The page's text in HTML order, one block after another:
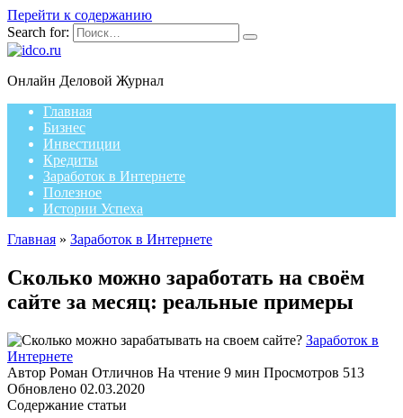
Перейти к содержанию
Search for:
Онлайн Деловой Журнал
Главная
Бизнес
Инвестиции
Кредиты
Заработок в Интернете
Полезное
Истории Успеха
Главная » Заработок в Интернете
Сколько можно заработать на своём
сайте за месяц: реальные примеры
Заработок в
Интернете
Автор Роман Отличнов На чтение 9 мин Просмотров 513
Обновлено 02.03.2020
Содержание статьи